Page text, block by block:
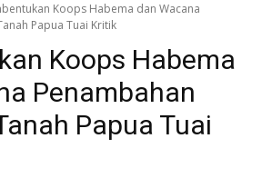
Koops Habema dan Wacana
Papua Tuai Kritik
Koops Habema
Penambahan
Papua Tuai